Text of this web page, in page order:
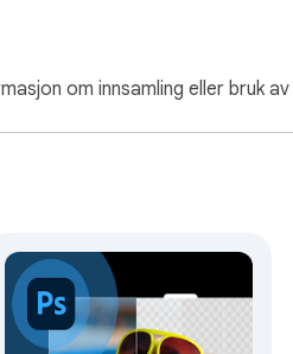
om innsamling eller bruk